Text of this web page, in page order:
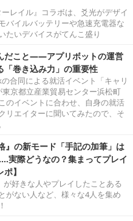
レイル』コラボは、爻光がデザイ
バイルバッテリーや急速充電器な
たいデバイスがてんこ盛り
だこと――アプリボットの運営
「巻き込み力」の重要性
合同による就活イベント「キャリ
京都立産業貿易センター浜松町
のイベントに合わせ、自身の就活
リエイターに聞いてみたので、そ
』の新モード「手記の加筆」は
実際どうなの？集まってプレイ
】
が好きな人やプレイしたことある
がない人など、様々な4人を集め